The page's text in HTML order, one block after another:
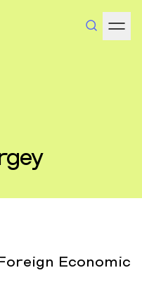
Economic